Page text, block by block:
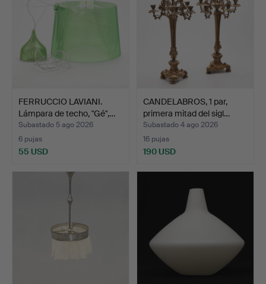
FERRUCCIO LAVIANI.
Lámpara de techo, "Gé",…
Subastado 5 ago 2026
6 pujas
55 USD
CANDELABROS, 1 par,
primera mitad del sigl…
Subastado 4 ago 2026
16 pujas
190 USD